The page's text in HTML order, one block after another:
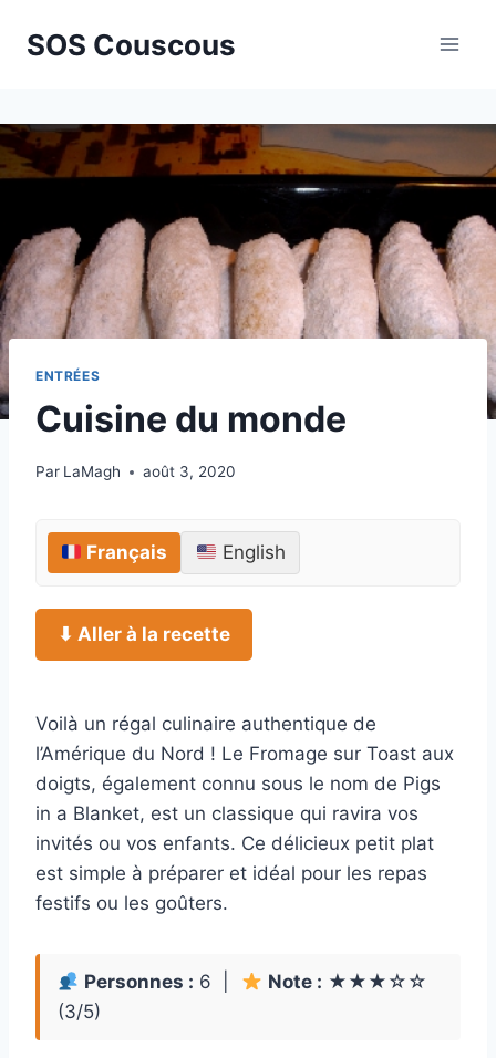
SOS Couscous
ENTRÉES
Cuisine du monde
Par LaMagh août 3, 2020
Français English
⬇ Aller à la recette
Voilà un régal culinaire authentique de
l’Amérique du Nord ! Le Fromage sur Toast aux
doigts, également connu sous le nom de Pigs
in a Blanket, est un classique qui ravira vos
invités ou vos enfants. Ce délicieux petit plat
est simple à préparer et idéal pour les repas
festifs ou les goûters.
Personnes : 6 | Note : ★★★☆☆
(3/5)